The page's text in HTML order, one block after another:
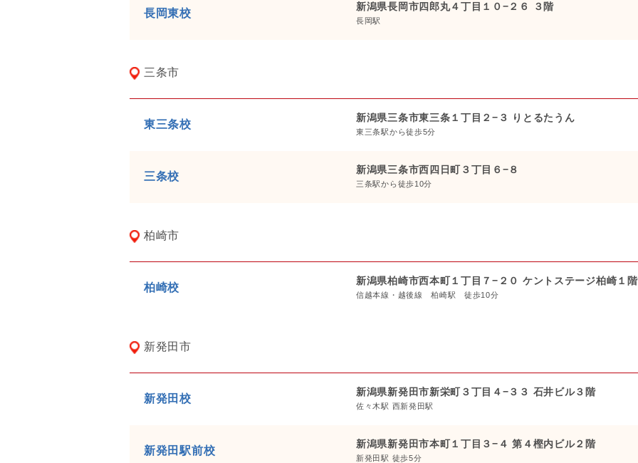
長岡東校
新潟県長岡市四郎丸４丁目１０−２６ ３階
長岡駅
三条市
東三条校
新潟県三条市東三条１丁目２−３ りとるたうん
東三条駅から徒歩5分
三条校
新潟県三条市西四日町３丁目６−８
三条駅から徒歩10分
柏崎市
柏崎校
新潟県柏崎市西本町１丁目７−２０ ケントステージ柏崎１階
信越本線・越後線 柏崎駅 徒歩10分
新発田市
新発田校
新潟県新発田市新栄町３丁目４−３３ 石井ビル３階
佐々木駅 西新発田駅
新発田駅前校
新潟県新発田市本町１丁目３−４ 第４樫内ビル２階
新発田駅 徒歩5分